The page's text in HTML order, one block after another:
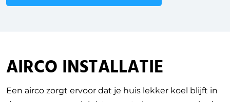
AIRCO INSTALLATIE
Een airco zorgt ervoor dat je huis lekker koel blijft in